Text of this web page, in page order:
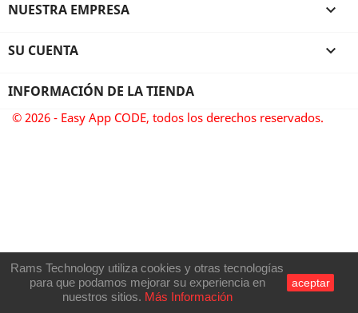
NUESTRA EMPRESA 
SU CUENTA 
INFORMACIÓN DE LA TIENDA
Rams Technology utiliza cookies y otras tecnologías
para que podamos mejorar su experiencia en
nuestros sitios. Más Información
aceptar
© 2026 - Easy App CODE, todos los derechos reservados.